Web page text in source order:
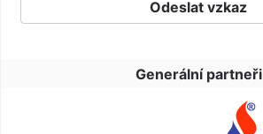
Generální partneři